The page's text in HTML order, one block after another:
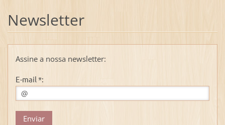
Newsletter
Assine a nossa newsletter:
E-mail *: